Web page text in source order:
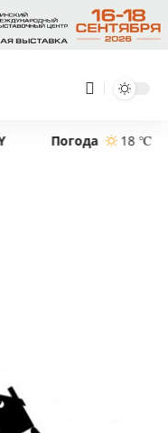
Погода 18 ℃